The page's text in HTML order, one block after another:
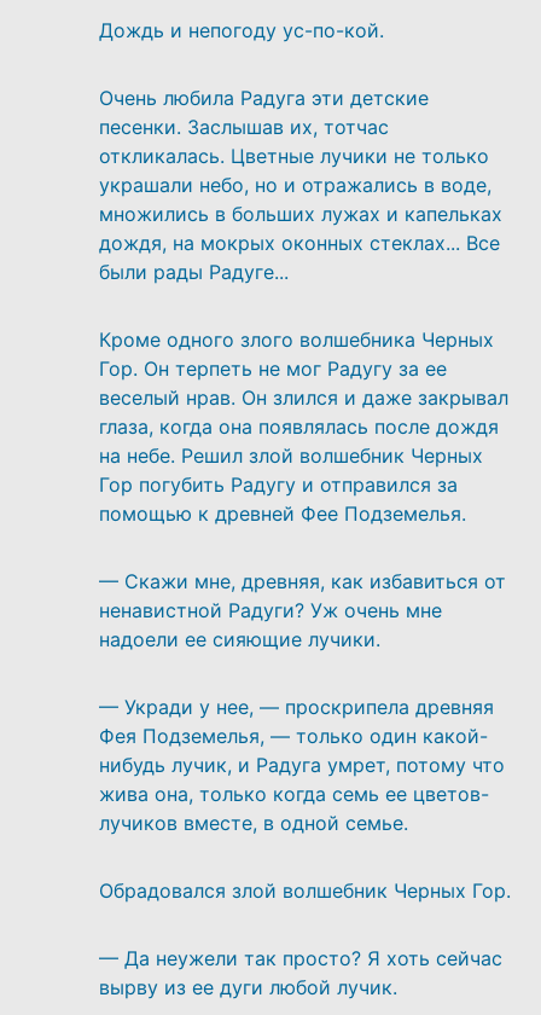
Дождь и непогоду ус-по-кой.
Очень любила Радуга эти детские
песенки. Заслышав их, тотчас
откликалась. Цветные лучики не только
украшали небо, но и отражались в воде,
множились в больших лужах и капельках
дождя, на мокрых оконных стеклах... Все
были рады Радуге...
Кроме одного злого волшебника Черных
Гор. Он терпеть не мог Радугу за ее
веселый нрав. Он злился и даже закрывал
глаза, когда она появлялась после дождя
на небе. Решил злой волшебник Черных
Гор погубить Радугу и отправился за
помощью к древней Фее Подземелья.
— Скажи мне, древняя, как избавиться от
ненавистной Радуги? Уж очень мне
надоели ее сияющие лучики.
— Укради у нее, — проскрипела древняя
Фея Подземелья, — только один какой-
нибудь лучик, и Радуга умрет, потому что
жива она, только когда семь ее цветов-
лучиков вместе, в одной семье.
Обрадовался злой волшебник Черных Гор.
— Да неужели так просто? Я хоть сейчас
вырву из ее дуги любой лучик.